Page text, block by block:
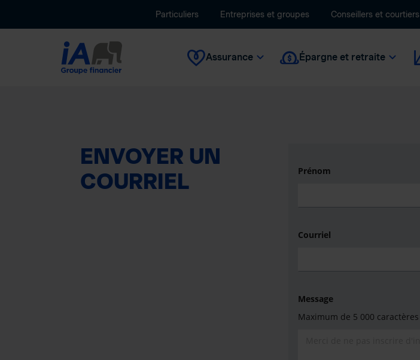
Particuliers Entreprises et groupes Conseillers et courtiers
Assurance Épargne et retraite
ENVOYER UN
COURRIEL
Prénom
Courriel
Message
Maximum de 5 000 caractères